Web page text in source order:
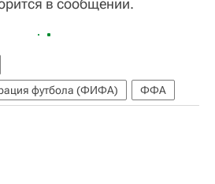
футбола (ФИФА)
ФФА